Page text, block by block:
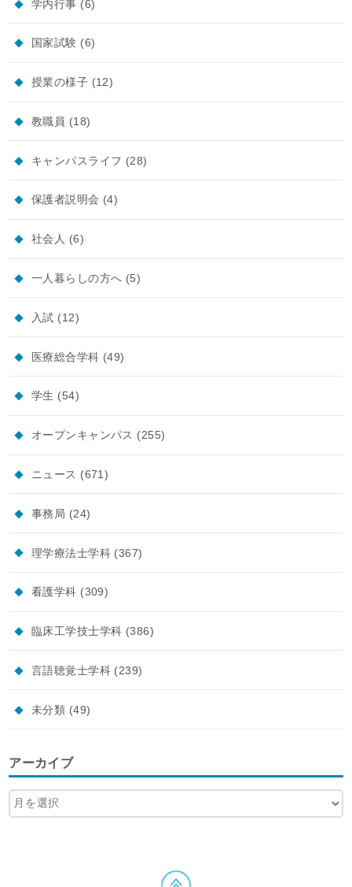
学内行事 (6)
国家試験 (6)
授業の様子 (12)
教職員 (18)
キャンパスライフ (28)
保護者説明会 (4)
社会人 (6)
一人暮らしの方へ (5)
入試 (12)
医療総合学科 (49)
学生 (54)
オープンキャンパス (255)
ニュース (671)
事務局 (24)
理学療法士学科 (367)
看護学科 (309)
臨床工学技士学科 (386)
言語聴覚士学科 (239)
未分類 (49)
アーカイブ